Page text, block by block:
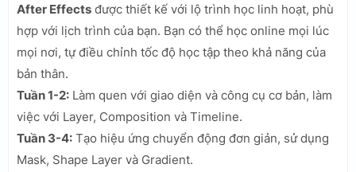
After Effects được thiết kế với lộ trình học linh hoạt, phù
hợp với lịch trình của bạn. Bạn có thể học online mọi lúc
mọi nơi, tự điều chỉnh tốc độ học tập theo khả năng của
bản thân.
Tuần 1-2: Làm quen với giao diện và công cụ cơ bản, làm
việc với Layer, Composition và Timeline.
Tuần 3-4: Tạo hiệu ứng chuyển động đơn giản, sử dụng
Mask, Shape Layer và Gradient.